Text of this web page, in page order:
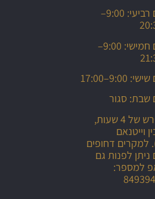
יום רביעי: 9:00–
יום חמישי: 9:00–
9:00–17:00
שבת: סגור
(ישנו הפרש של 4 שעות,
וייטנאם
למקרים דחופים
ניתן לפנות גם
למספר: